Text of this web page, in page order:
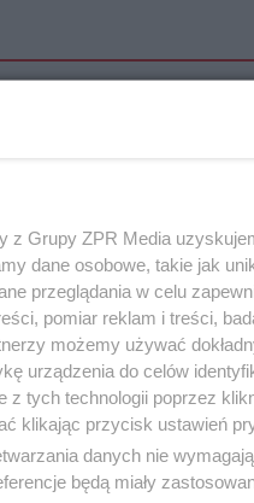
stracili 6 mln złotych,
z Grupy ZPR Media
dane osobowe, takie jak
przeglądania w celu
pomiar reklam i treści,
możemy używać
urządzenia do celów
tych technologii poprzez
klikając przycisk ustawień
danych nie
będą miały